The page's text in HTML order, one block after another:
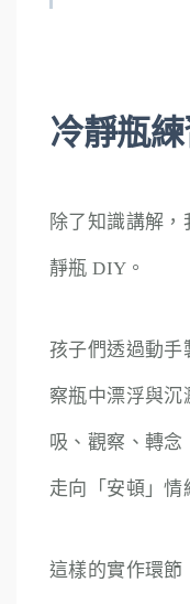
冷靜瓶
除了知識講解
靜瓶 DIY。
孩子們透過動手
察瓶中漂浮與
吸、觀察、轉念
走向「安頓」情
這樣的實作環節